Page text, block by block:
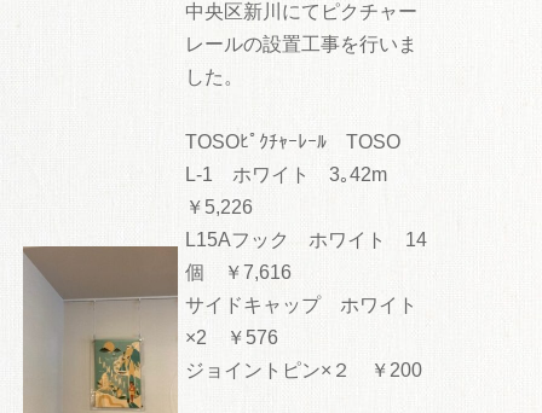
中央区新川にてピクチャー
レールの設置工事を行いま
した。
TOSOﾋﾟｸﾁｬｰﾚｰﾙ TOSO
L-1 ホワイト 3｡42m
￥5,226
L15Aフック ホワイト 14
個 ￥7,616
サイドキャップ ホワイト
×2 ￥576
ジョイントピン×２ ￥200